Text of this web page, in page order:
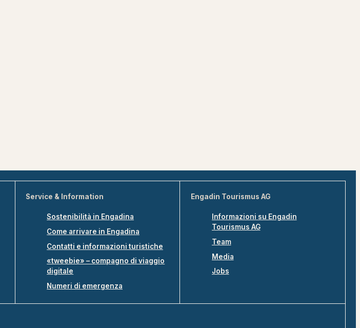
Service & Information
Sostenibilità in Engadina
Come arrivare in Engadina
Contatti e informazioni turistiche
«tweebie» – compagno di viaggio
digitale
Numeri di emergenza
Engadin Tourismus AG
Informazioni su Engadin
Tourismus AG
Team
Media
Jobs